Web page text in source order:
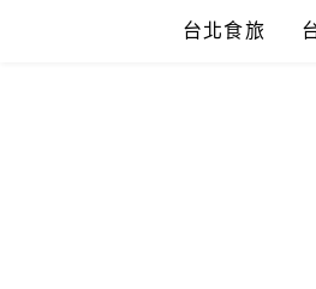
台北食旅